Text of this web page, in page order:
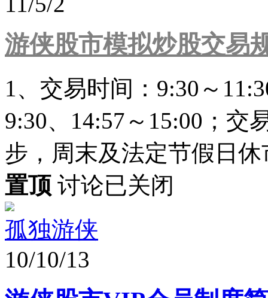
游侠股市模拟炒股交易
1、交易时间：9:30～
9:30、14:57～15:00；交
步，周末及法定节假日
置顶 讨论已关闭
孤独游侠
10/10/13